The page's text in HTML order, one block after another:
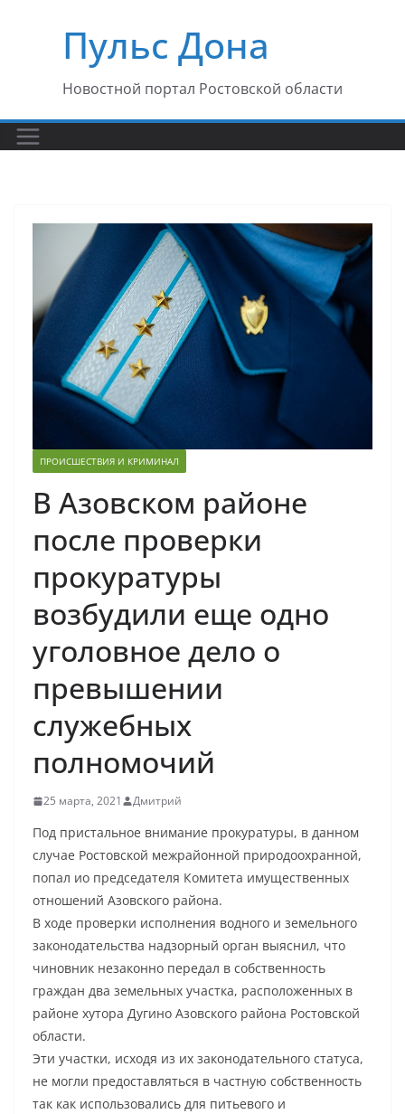
содержимомуПульс Дона
Новостной портал Ростовской области
ПРОИСШЕСТВИЯ И КРИМИНАЛ
В Азовском районе
после проверки
прокуратуры
возбудили еще одно
уголовное дело о
превышении
служебных
полномочий
25 марта, 2021 Дмитрий
Под пристальное внимание прокуратуры, в данном
случае Ростовской межрайонной природоохранной,
попал ио председателя Комитета имущественных
отношений Азовского района.
В ходе проверки исполнения водного и земельного
законодательства надзорный орган выяснил, что
чиновник незаконно передал в собственность
граждан два земельных участка, расположенных в
районе хутора Дугино Азовского района Ростовской
области.
Эти участки, исходя из их законодательного статуса,
не могли предоставляться в частную собственность
так как использовались для питьевого и